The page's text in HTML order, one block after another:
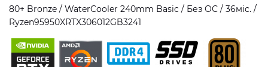
Додатково
RGB-підсвічування
Розблокований множник CPU
80+ Bronze / WaterCooler 240mm Basic / Без ОС / 36міс. /
Ryzen95950XRTX306012GB3241